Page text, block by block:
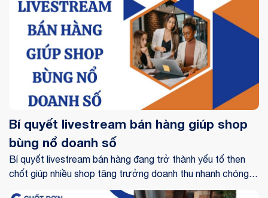
Bí quyết livestream bán hàng giúp shop
bùng nổ doanh số
Bí quyết livestream bán hàng đang trở thành yếu tố then
chốt giúp nhiều shop tăng trưởng doanh thu nhanh chóng